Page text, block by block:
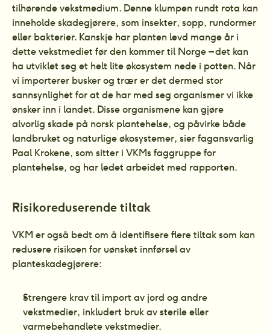
tilhørende vekstmedium. Denne klumpen rundt rota kan
inneholde skadegjørere, som insekter, sopp, rundormer
eller bakterier. Kanskje har planten levd mange år i
dette vekstmediet før den kommer til Norge – det kan
ha utviklet seg et helt lite økosystem nede i potten. Når
vi importerer busker og trær er det dermed stor
sannsynlighet for at de har med seg organismer vi ikke
ønsker inn i landet. Disse organismene kan gjøre
alvorlig skade på norsk plantehelse, og påvirke både
landbruket og naturlige økosystemer, sier fagansvarlig
Paal Krokene, som sitter i VKMs faggruppe for
plantehelse, og har ledet arbeidet med rapporten.
Risikoreduserende tiltak
VKM er også bedt om å identifisere flere tiltak som kan
redusere risikoen for uønsket innførsel av
planteskadegjørere:
Strengere krav til import av jord og andre
vekstmedier, inkludert bruk av sterile eller
varmebehandlete vekstmedier.